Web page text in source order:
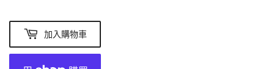
加入購物車